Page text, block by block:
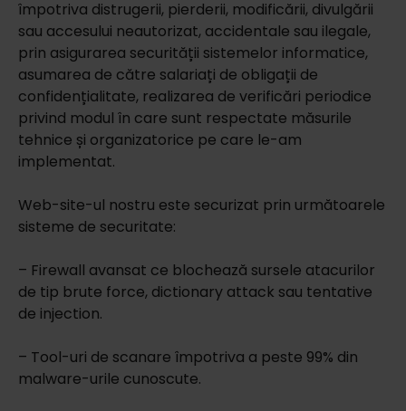
împotriva distrugerii, pierderii, modificării, divulgării
sau accesului neautorizat, accidentale sau ilegale,
prin asigurarea securității sistemelor informatice,
asumarea de către salariați de obligații de
confidențialitate, realizarea de verificări periodice
privind modul în care sunt respectate măsurile
tehnice și organizatorice pe care le-am
implementat.
Web-site-ul nostru este securizat prin următoarele
sisteme de securitate:
– Firewall avansat ce blochează sursele atacurilor
de tip brute force, dictionary attack sau tentative
de injection.
– Tool-uri de scanare împotriva a peste 99% din
malware-urile cunoscute.